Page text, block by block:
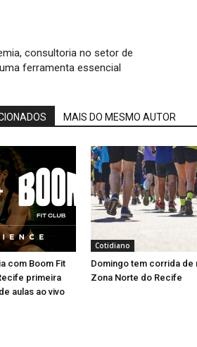
consultoria no setor de
ferramenta essencial
MAIS DO MESMO AUTOR
com Boom Fit
primeira
aulas ao vivo
Cotidiano
Domingo tem corrida de
Zona Norte do Recife